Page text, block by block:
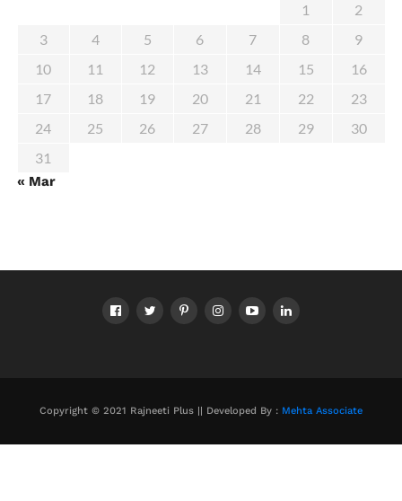
1
2
3
4 5 6 7 8
9
10
11 12 13 14 15
16
17
18 19 20 21 22
23
24
25 26 27 28 29
30
31
« Mar
Copyright © 2021 Rajneeti Plus || Developed By : Mehta Associate